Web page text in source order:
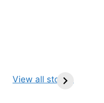
View all stories
ज्योतिर्लिंग | नाम,